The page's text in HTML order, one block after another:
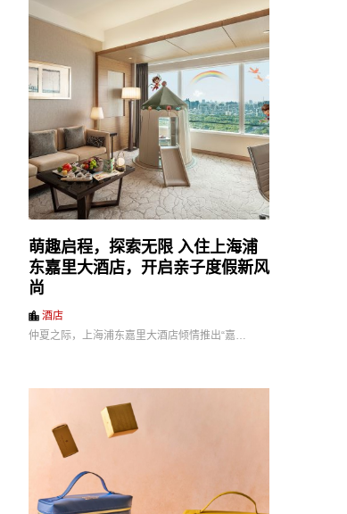
萌趣启程，探索无限 入住上海浦
东嘉里大酒店，开启亲子度假新风
尚
酒店
仲夏之际，上海浦东嘉里大酒店倾情推出“嘉…